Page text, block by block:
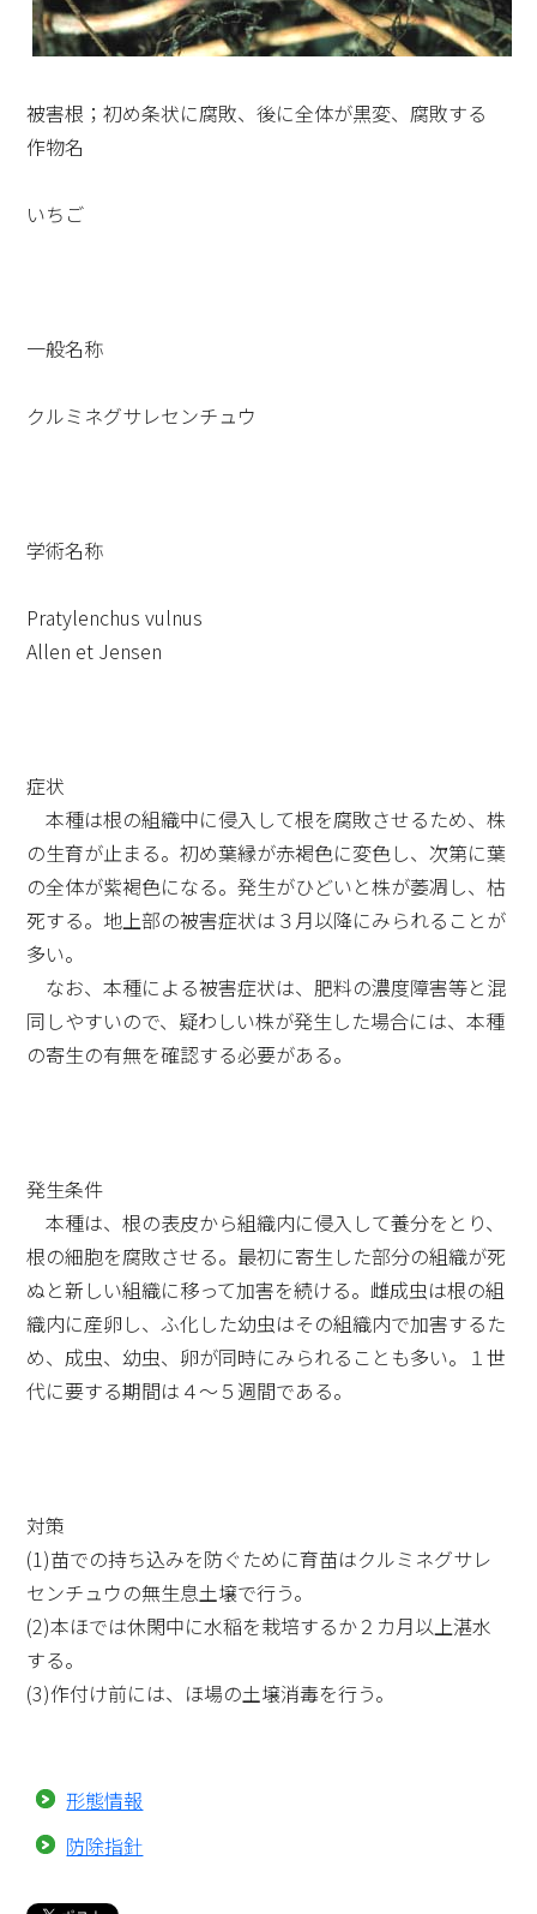
被害根；初め条状に腐敗、後に全体が黒変、腐敗する
作物名
いちご
一般名称
クルミネグサレセンチュウ
学術名称
Pratylenchus vulnus
Allen et Jensen
症状
本種は根の組織中に侵入して根を腐敗させるため、株
の生育が止まる。初め葉縁が赤褐色に変色し、次第に葉
の全体が紫褐色になる。発生がひどいと株が萎凋し、枯
死する。地上部の被害症状は３月以降にみられることが
多い。
なお、本種による被害症状は、肥料の濃度障害等と混
同しやすいので、疑わしい株が発生した場合には、本種
の寄生の有無を確認する必要がある。
発生条件
本種は、根の表皮から組織内に侵入して養分をとり、
根の細胞を腐敗させる。最初に寄生した部分の組織が死
ぬと新しい組織に移って加害を続ける。雌成虫は根の組
織内に産卵し、ふ化した幼虫はその組織内で加害するた
め、成虫、幼虫、卵が同時にみられることも多い。１世
代に要する期間は４～５週間である。
対策
(1)苗での持ち込みを防ぐために育苗はクルミネグサレ
センチュウの無生息土壌で行う。
(2)本ほでは休閑中に水稲を栽培するか２カ月以上湛水
する。
(3)作付け前には、ほ場の土壌消毒を行う。
形態情報
防除指針